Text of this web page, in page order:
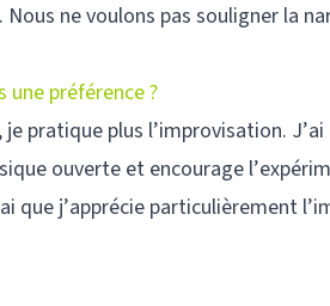
ne voulons pas souligner la
préférence ?
pratique plus l’improvisation.
ouverte et encourage
que j’apprécie particulièrement